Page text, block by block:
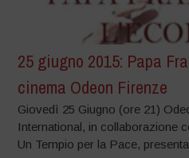
25 giugno 2015: Papa
cinema Odeon Firenze
Giovedì 25 Giugno (ore 21)
International, in collaborazione
Un Tempio per la Pace,